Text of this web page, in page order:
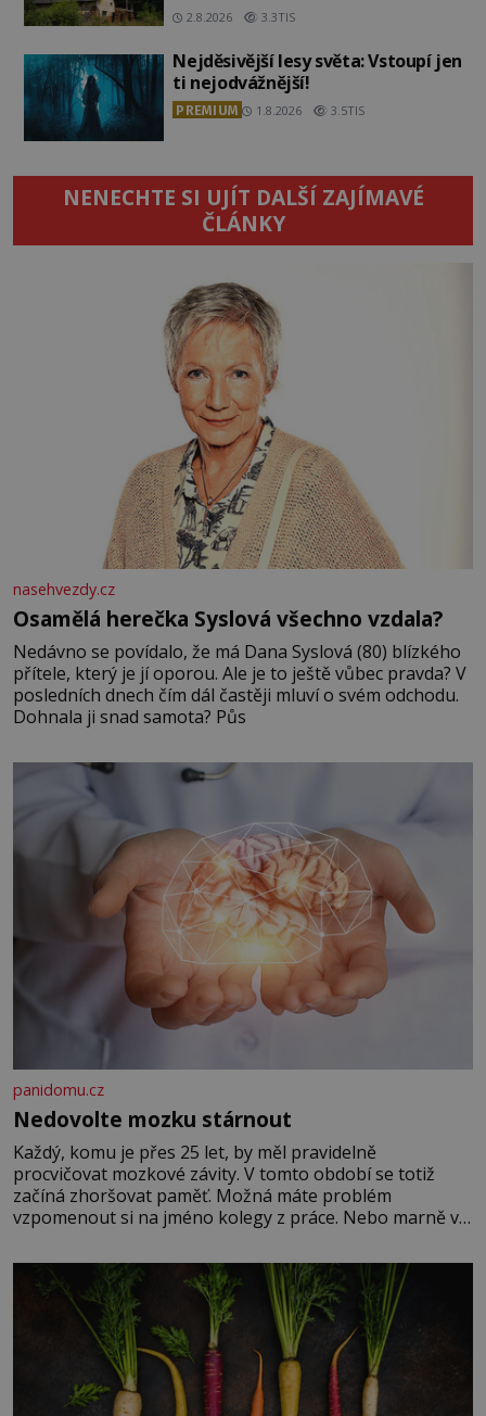
2.8.2026 3.3TIS
Nejděsivější lesy světa: Vstoupí jen
ti nejodvážnější!
PREMIUM 1.8.2026 3.5TIS
NENECHTE SI UJÍT DALŠÍ ZAJÍMAVÉ
ČLÁNKY
nasehvezdy.cz
Osamělá herečka Syslová všechno vzdala?
Nedávno se povídalo, že má Dana Syslová (80) blízkého
přítele, který je jí oporou. Ale je to ještě vůbec pravda? V
posledních dnech čím dál častěji mluví o svém odchodu.
Dohnala ji snad samota? Půs
panidomu.cz
Nedovolte mozku stárnout
Každý, komu je přes 25 let, by měl pravidelně
procvičovat mozkové závity. V tomto období se totiž
začíná zhoršovat paměť. Možná máte problém
vzpomenout si na jméno kolegy z práce. Nebo marně v
Je to opravdu tak, s věkem jako kdyby se paměť
rozhodla stávkovat. Cvičte